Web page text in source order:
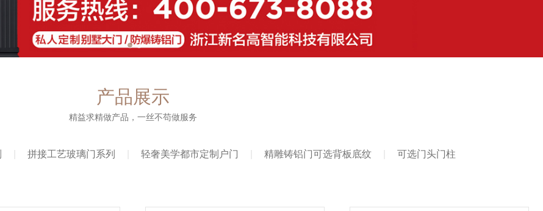
产品展示
精益求精做产品，一丝不苟做服务
拼接工艺玻璃门系列 轻奢美学都市定制户门 精雕铸铝门可选背板底纹 可选门头门柱